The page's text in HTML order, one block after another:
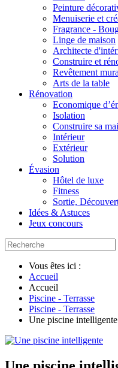
Peinture
Menuiserie et
Fragrance -
Linge de maison
Architecte
Construire et
Revêtement
Arts de la table
Rénovation
Economique
Isolation
Construire sa
Intérieur
Extérieur
Solution
Évasion
Hôtel de luxe
Fitness
Sortie,
Idées & Astuces
Jeux concours
Vous êtes ici :
Accueil
Accueil
Piscine - Terrasse
Piscine - Terrasse
Une piscine intelligente